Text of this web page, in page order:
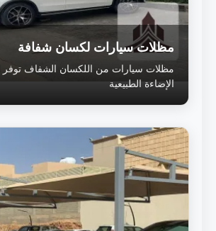
مظلات سيارات لكسان شفافة
مظلات سيارات من اللكسان الشفاف توفر
الإضاءة الطبيعية